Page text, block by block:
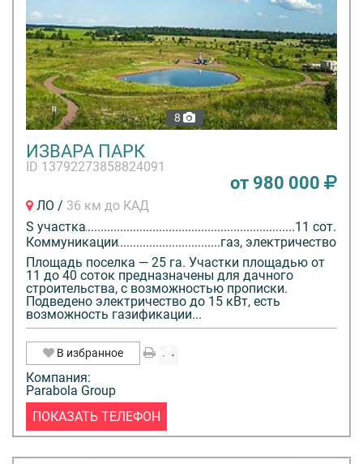
8
ИЗВАРА ПАРК
ID 13792273858824091
от 980 000
ЛО / 36 км до КАД
S участка
11 сот.
Коммуникации
газ, электричество
Площадь поселка — 25 га. Участки площадью от
11 до 40 соток предназначены для дачного
строительства, с возможностью прописки.
Подведено электричество до 15 кВт, есть
возможность газификации...
В избранное
Компания:
Parabola Group
ПОКАЗАТЬ ТЕЛЕФОН